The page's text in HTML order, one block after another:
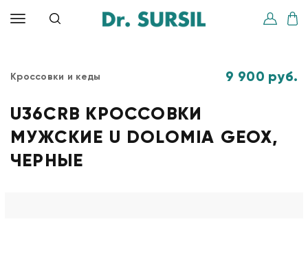
Кроссовки и кеды 9 900 руб.
U36CRB КРОССОВКИ
МУЖСКИЕ U DOLOMIA GEOX,
ЧЕРНЫЕ